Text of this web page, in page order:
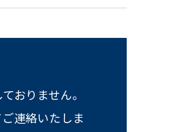
おりません。
連絡いたしま